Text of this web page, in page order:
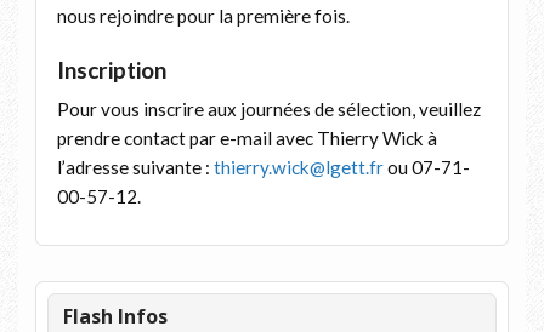
nous rejoindre pour la première fois.
Inscription
Pour vous inscrire aux journées de sélection, veuillez
prendre contact par e-mail avec Thierry Wick à
l’adresse suivante : thierry.wick@lgett.frou 07-71-
00-57-12.
Flash Infos